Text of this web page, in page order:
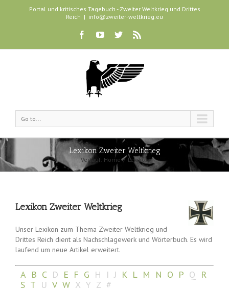
Portal und kritisches Tagebuch - Zweiter Weltkrieg und Drittes
Reich | info@zweiter-weltkrieg.eu
Go to...
Lexikon Zweiter Weltkrieg
Verlauf: Home Lexikon
Lexikon Zweiter Weltkrieg
Unser Lexikon zum Thema Zweiter Weltkrieg und
Drittes Reich dient als Nachschlagewerk und Wörterbuch. Es wird
laufend um neue Artikel erweitert.
A B C D E F G H I J K L M N O P Q
R
S T U V W X Y Z #